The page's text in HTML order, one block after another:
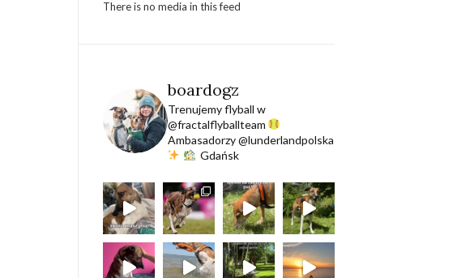
There is no media in this feed
boardogz
Trenujemy flyball w
@fractalflyballteam
Ambasadorzy @lunderlandpolska
Gdańsk